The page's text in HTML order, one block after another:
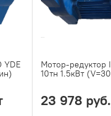
YDE
Мотор-редуктор
10тн 1.5кВт
23 978 руб.